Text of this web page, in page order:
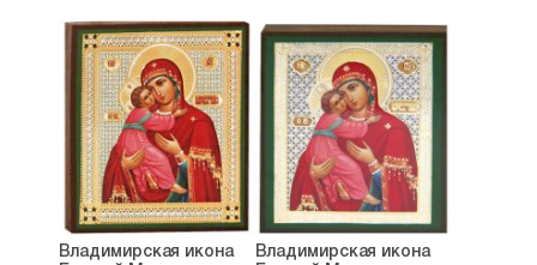
Владимирская икона
Владимирская икона